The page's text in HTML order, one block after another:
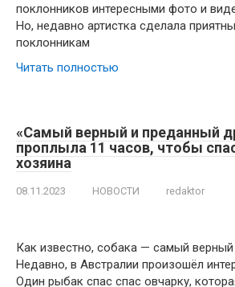
поклонников интересными фото и
Но, недавно артистка сделала
поклонникам
Читать полностью
«Самый верный и преданный
проплыла 11 часов, чтобы
хозяина
08.11.2023 НОВОСТИ redaktor
Как известно, собака — самый верный
Недавно, в Австралии произошёл
Один рыбак спас спас овчарку,